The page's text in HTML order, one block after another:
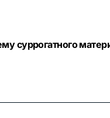
суррогатного